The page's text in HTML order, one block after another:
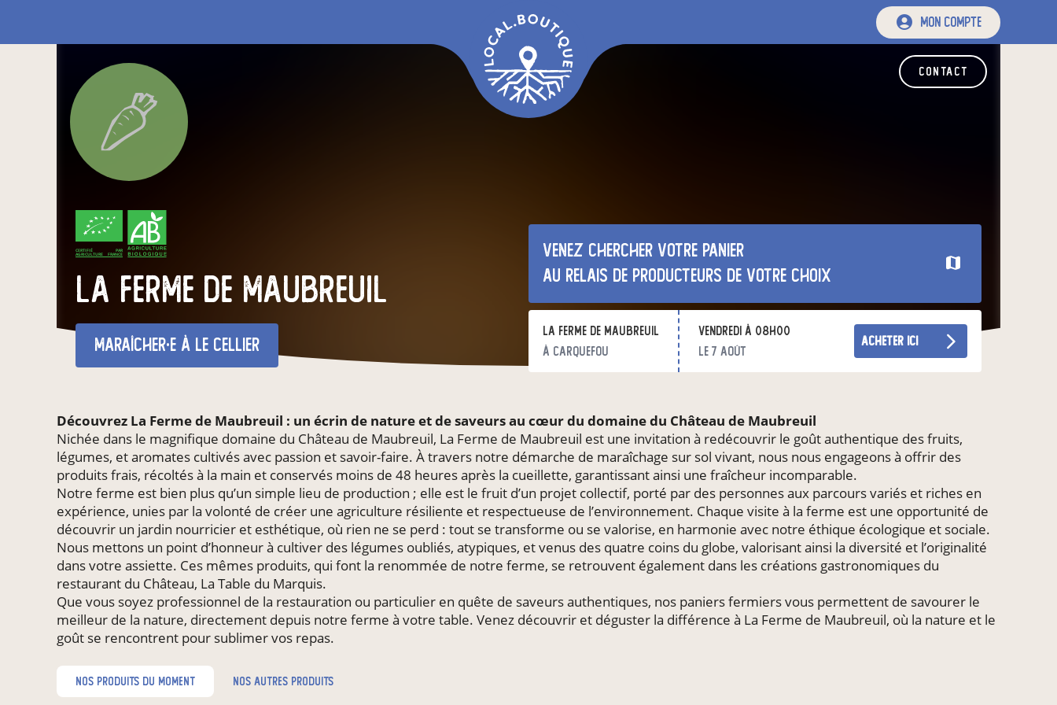
mon compte
contact
la ferme de maubreuil
CERTIFIÉ PAR
AGRICULTURE FRANCE
maraîcher·e à Le Cellier
Venez chercher votre panier
au relais de producteurs de votre choix
la ferme de maubreuil
à Carquefou
vendredi à 08h00
le 7 août
acheter ici
Découvrez La Ferme de Maubreuil : un écrin de nature et de saveurs au cœur du domaine du Château de Maubreuil
Nichée dans le magnifique domaine du Château de Maubreuil, La Ferme de Maubreuil est une invitation à redécouvrir le goût authentique des fruits,
légumes, et aromates cultivés avec passion et savoir-faire. À travers notre démarche de maraîchage sur sol vivant, nous nous engageons à offrir des
produits frais, récoltés à la main et conservés moins de 48 heures après la cueillette, garantissant ainsi une fraîcheur incomparable.
Notre ferme est bien plus qu’un simple lieu de production ; elle est le fruit d’un projet collectif, porté par des personnes aux parcours variés et riches en
expérience, unies par la volonté de créer une agriculture résiliente et respectueuse de l’environnement. Chaque visite à la ferme est une opportunité de
découvrir un jardin nourricier et esthétique, où rien ne se perd : tout se transforme ou se valorise, en harmonie avec notre éthique écologique et sociale.
Nous mettons un point d’honneur à cultiver des légumes oubliés, atypiques, et venus des quatre coins du globe, valorisant ainsi la diversité et l’originalité
dans votre assiette. Ces mêmes produits, qui font la renommée de notre ferme, se retrouvent également dans les créations gastronomiques du
restaurant du Château, La Table du Marquis.
Que vous soyez professionnel de la restauration ou particulier en quête de saveurs authentiques, nos paniers fermiers vous permettent de savourer le
meilleur de la nature, directement depuis notre ferme à votre table. Venez découvrir et déguster la différence à La Ferme de Maubreuil, où la nature et le
goût se rencontrent pour sublimer vos repas.
nos produits du moment nos autres produits